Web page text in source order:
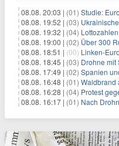
08.08. 20:03 | (01) Studie: Europa
08.08. 19:52 | (03) Ukrainische
08.08. 19:32 | (04)
08.08. 19:00 | (02) Über 300
08.08. 18:51 | (00) Linken-
08.08. 18:45 | (03) Drohne mit
08.08. 17:49 | (02) Spanien
08.08. 16:48 | (01) Waldbrand
08.08. 16:28 | (04) Protest gegen
08.08. 16:17 | (01) Nach